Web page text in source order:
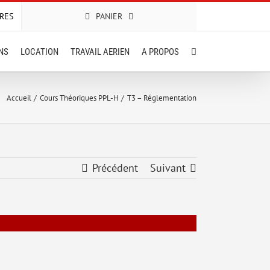
PANIER
LOCATION TRAVAIL AERIEN A PROPOS
Accueil Cours Théoriques PPL-H T3 – Réglementation
Précédent Suivant